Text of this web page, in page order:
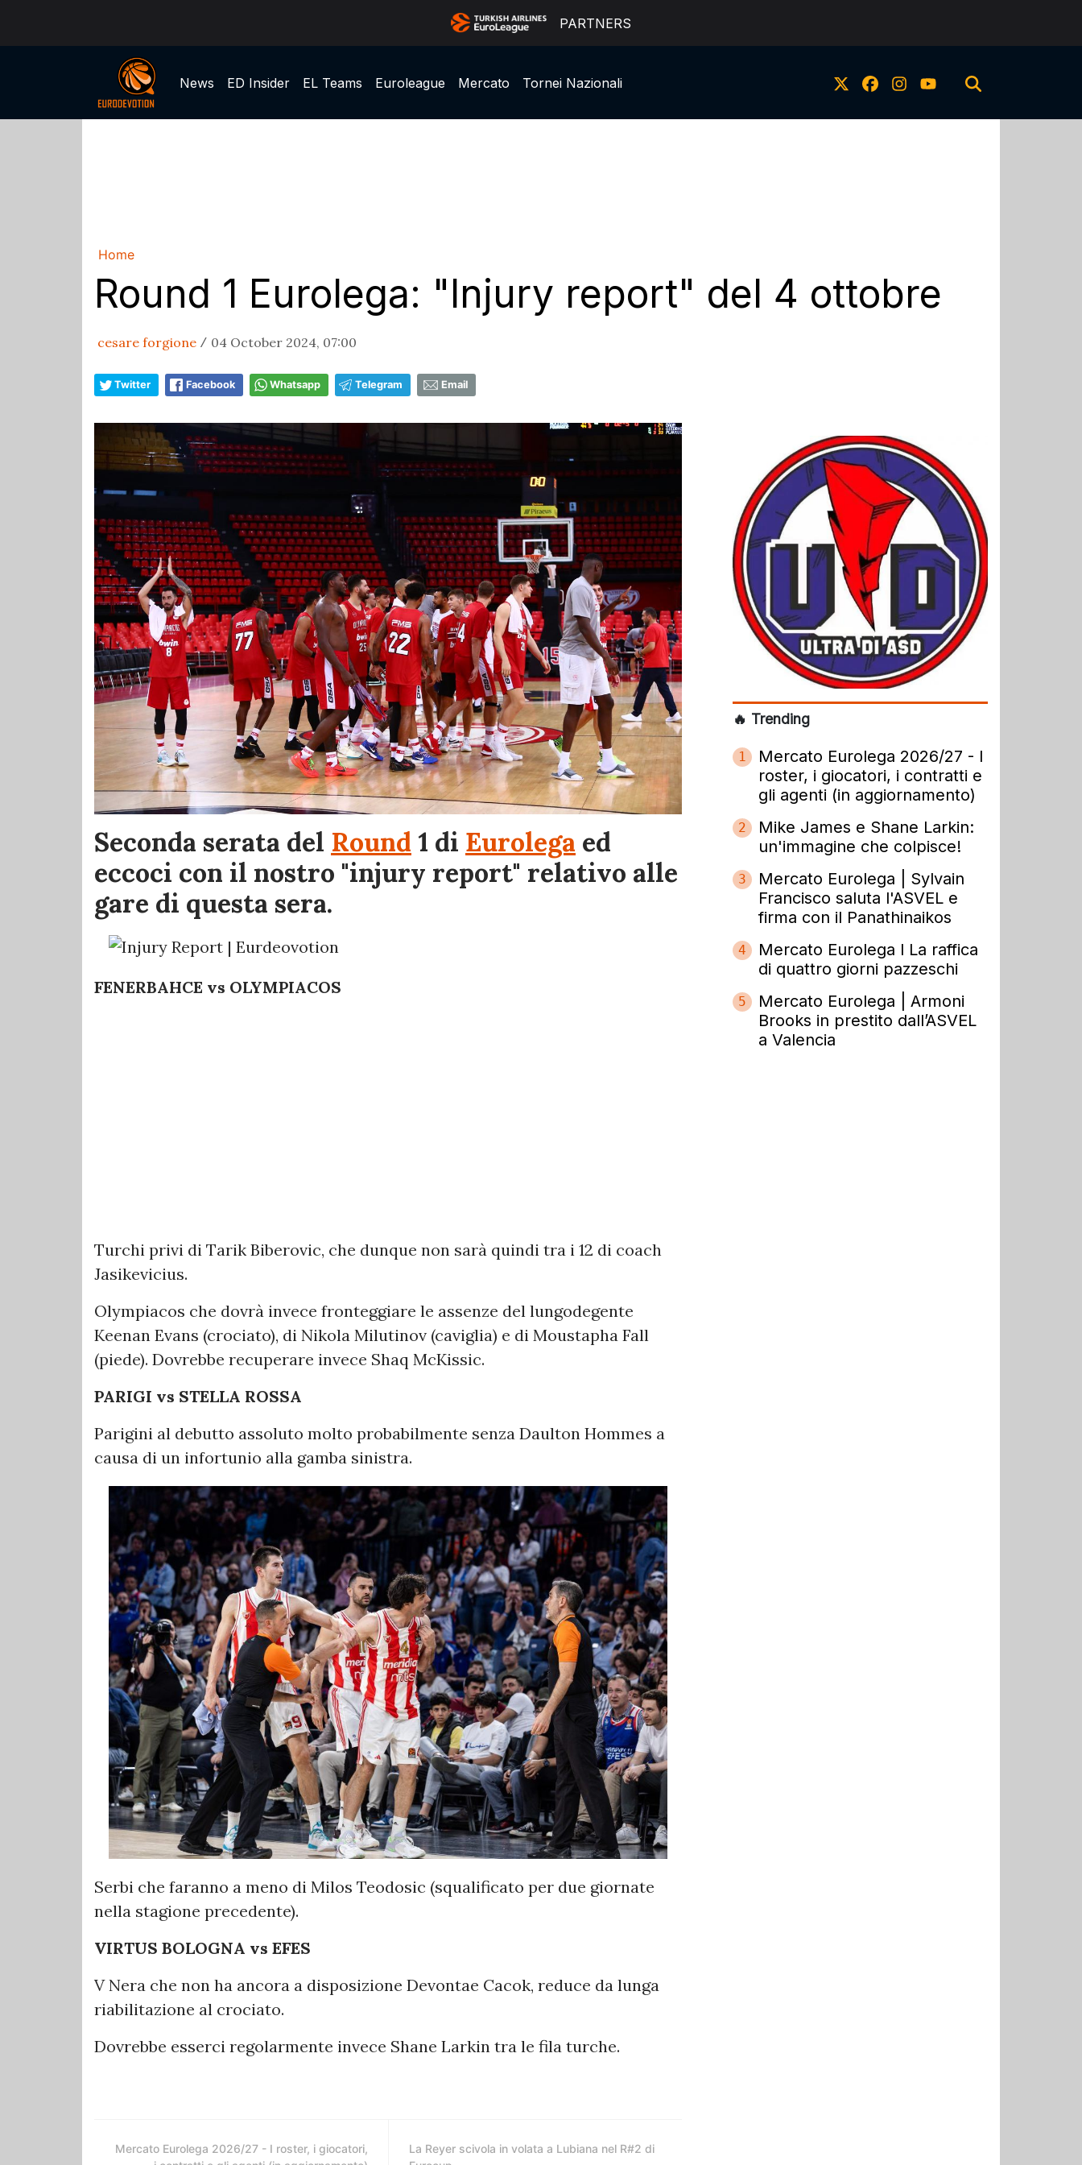
PARTNERS
News ED Insider EL Teams Euroleague Mercato Tornei Nazionali
Home
Round 1 Eurolega: "Injury report" del 4 ottobre
cesare forgione / 04 October 2024, 07:00
Twitter Facebook Whatsapp Telegram Email
Seconda serata del Round 1 di Eurolega ed
eccoci con il nostro "injury report" relativo alle
gare di questa sera.
FENERBAHCE vs OLYMPIACOS
Turchi privi di Tarik Biberovic, che dunque non sarà quindi tra i 12 di coach
Jasikevicius.
Olympiacos che dovrà invece fronteggiare le assenze del lungodegente
Keenan Evans (crociato), di Nikola Milutinov (caviglia) e di Moustapha Fall
(piede). Dovrebbe recuperare invece Shaq McKissic.
PARIGI vs STELLA ROSSA
Parigini al debutto assoluto molto probabilmente senza Daulton Hommes a
causa di un infortunio alla gamba sinistra.
Serbi che faranno a meno di Milos Teodosic (squalificato per due giornate
nella stagione precedente).
VIRTUS BOLOGNA vs EFES
V Nera che non ha ancora a disposizione Devontae Cacok, reduce da lunga
riabilitazione al crociato.
Dovrebbe esserci regolarmente invece Shane Larkin tra le fila turche.
Mercato Eurolega 2026/27 - I roster, i giocatori,
La Reyer scivola in volata a Lubiana nel R#2 di
🔥 Trending
1
Mercato Eurolega 2026/27 - I
roster, i giocatori, i contratti e
gli agenti (in aggiornamento)
2
Mike James e Shane Larkin:
un'immagine che colpisce!
3
Mercato Eurolega | Sylvain
Francisco saluta l'ASVEL e
firma con il Panathinaikos
4
Mercato Eurolega l La raffica
di quattro giorni pazzeschi
5
Mercato Eurolega | Armoni
Brooks in prestito dall’ASVEL
a Valencia